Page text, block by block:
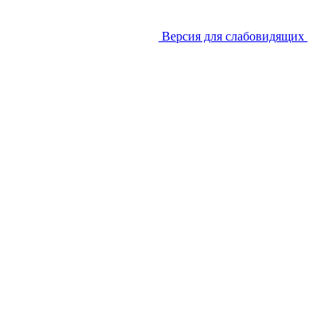
Версия для слабовидящих